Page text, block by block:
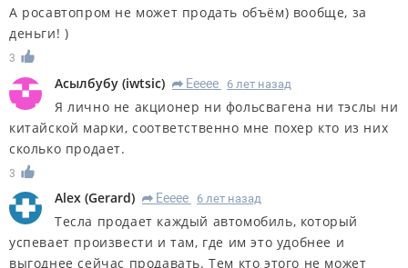
А росавтопром не может продать объём) вообще, за
деньги! )
3
Асылбубу (iwtsic) R Eeeee 6 лет назад
Я лично не акционер ни фольсвагена ни тэслы ни
китайской марки, соответственно мне похер кто из них
сколько продает.
3
Alex (Gerard) R Eeeee 6 лет назад
Тесла продает каждый автомобиль, который
успевает произвести и там, где им это удобнее и
выгоднее сейчас продавать. Тем кто этого не может